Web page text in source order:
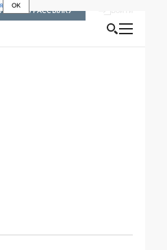
OK
РАССЫЛКУ